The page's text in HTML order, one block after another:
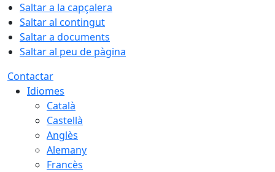
Saltar a la capçalera
Saltar al contingut
Saltar a documents
Saltar al peu de pàgina
Contactar
Idiomes
Català
Castellà
Anglès
Alemany
Francès